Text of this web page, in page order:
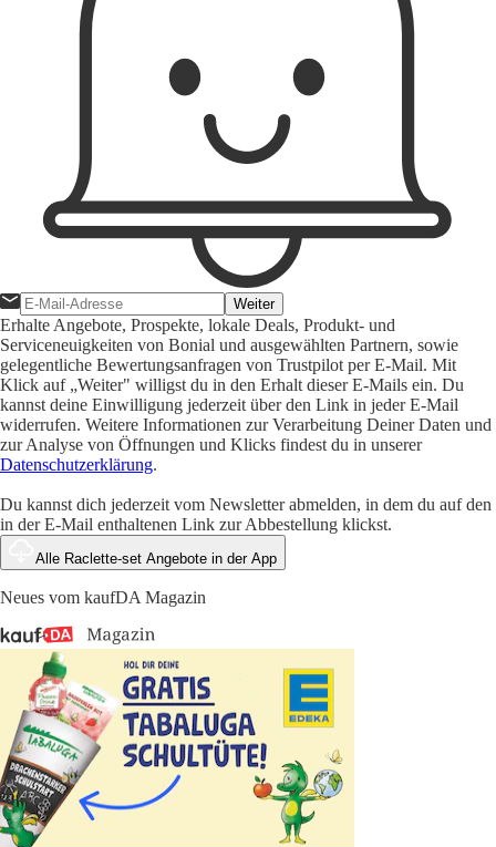
Weiter
Erhalte Angebote, Prospekte, lokale Deals, Produkt- und
Serviceneuigkeiten von Bonial und ausgewählten Partnern, sowie
gelegentliche Bewertungsanfragen von Trustpilot per E-Mail. Mit
Klick auf „Weiter" willigst du in den Erhalt dieser E-Mails ein. Du
kannst deine Einwilligung jederzeit über den Link in jeder E-Mail
widerrufen. Weitere Informationen zur Verarbeitung Deiner Daten und
zur Analyse von Öffnungen und Klicks findest du in unserer
Datenschutzerklärung.
Du kannst dich jederzeit vom Newsletter abmelden, in dem du auf den
in der E-Mail enthaltenen Link zur Abbestellung klickst.
Alle Raclette-set Angebote in der App
Neues vom kaufDA Magazin